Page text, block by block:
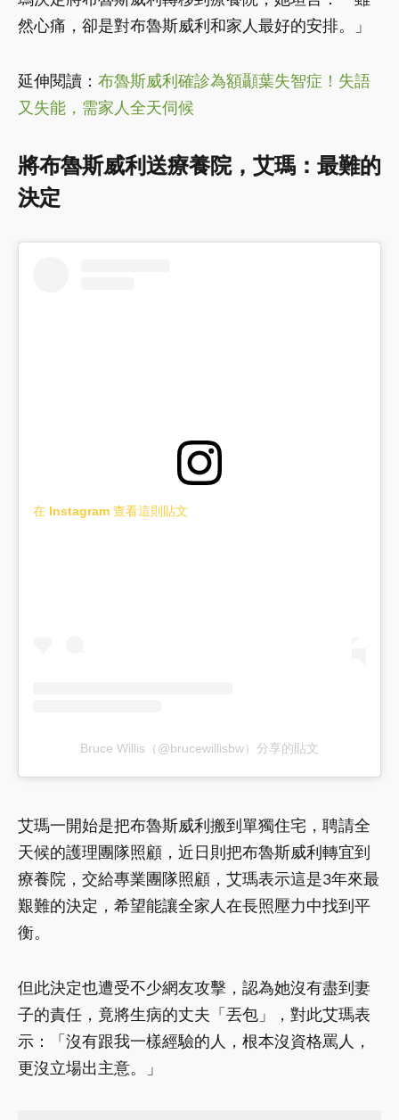
然心痛，卻是對布魯斯威利和家人最好的安排。」
延伸閱讀： 布魯斯威利確診為額顳葉失智症！失語
又失能，需家人全天伺候
將布魯斯威利送療養院，艾瑪：最難的
決定
在 Instagram 查看這則貼文
Bruce Willis（@brucewillisbw）分享的貼文
艾瑪一開始是把布魯斯威利搬到單獨住宅，聘請全
天候的護理團隊照顧，近日則把布魯斯威利轉宜到
療養院，交給專業團隊照顧，艾瑪表示這是3年來最
艱難的決定，希望能讓全家人在長照壓力中找到平
衡。
但此決定也遭受不少網友攻擊，認為她沒有盡到妻
子的責任，竟將生病的丈夫「丟包」，對此艾瑪表
示：「沒有跟我一樣經驗的人，根本沒資格罵人，
更沒立場出主意。」